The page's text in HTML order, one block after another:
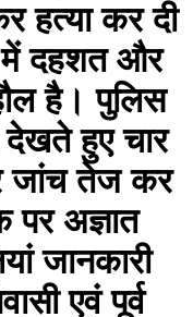
हत्या कर दी
में दहशत और
है। पुलिस
देखते हुए चार
जांच तेज कर
अज्ञात
जानकारी
एवं पूर्व